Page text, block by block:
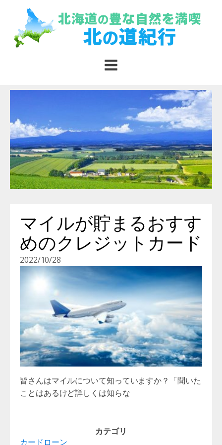
マイルが貯まるおすす
めのクレジットカード
2022/10/28
皆さんはマイルについて知っていますか？「聞いた
ことはあるけど詳しくは知らな
カテゴリ
カードローン